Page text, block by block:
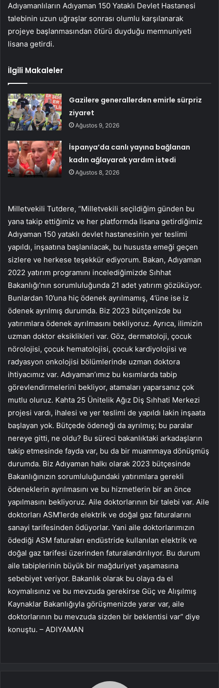
Adıyamanlıların Adıyaman 150 Yataklı Devlet Hastanesi
talebinin uzun uğraşlar sonrası olumlu karşılanarak
projeye başlanmasından ötürü duyduğu memnuniyeti
lisana getirdi.
İlgili Makaleler
Gazilere generallerden emirle sürpriz
ziyaret
Ağustos 9, 2026
İspanya’da canlı yayına bağlanan
kadın ağlayarak yardım istedi
Ağustos 8, 2026
Milletvekili Tutdere, “Milletvekili seçildiğim günden bu
yana takip ettiğimiz ve her platformda lisana getirdiğimiz
Adıyaman 150 yataklı devlet hastanesinin yer teslimi
yapıldı, inşaatına başlanılacak, bu hususta emeği geçen
sizlere ve herkese teşekkür ediyorum. Bakan, Adıyaman
2022 yatırım programını incelediğimizde Sıhhat
Bakanlığı’nın sorumluluğunda 21 adet yatırım gözüküyor.
Bunlardan 10’una hiç ödenek ayrılmamış, 4’üne ise iz
ödenek ayrılmış durumda. Biz 2023 bütçenizde bu
yatırımlara ödenek ayrılmasını bekliyoruz. Ayrıca, ilimizin
uzman doktor eksiklikleri var. Göz, dermatoloji, çocuk
nörolojisi, çocuk hematolojisi, çocuk kardiyolojisi ve
radyasyon onkolojisi bölümlerinde uzman doktora
ihtiyacımız var. Adıyaman’ımız bu kısımlarda tabip
görevlendirmelerini bekliyor, atamaları yaparsanız çok
mutlu oluruz. Kahta 25 Ünitelik Ağız Diş Sıhhati Merkezi
projesi vardı, ihalesi ve yer teslimi de yapıldı lakin inşaata
başlayan yok. Bütçede ödeneği da ayrılmış; bu paralar
nereye gitti, ne oldu? Bu süreci bakanlıktaki arkadaşların
takip etmesinde fayda var, bu da bir muammaya dönüşmüş
durumda. Biz Adıyaman halkı olarak 2023 bütçesinde
Bakanlığınızın sorumluluğundaki yatırımlara gerekli
ödeneklerin ayrılmasını ve bu hizmetlerin bir an önce
yapılmasını bekliyoruz. Aile doktorlarının bir talebi var. Aile
doktorları ASM’lerde elektrik ve doğal gaz faturalarını
sanayi tarifesinden ödüyorlar. Yani aile doktorlarımızın
ödediği ASM faturaları endüstride kullanılan elektrik ve
doğal gaz tarifesi üzerinden faturalandırılıyor. Bu durum
aile tabiplerinin büyük bir mağduriyet yaşamasına
sebebiyet veriyor. Bakanlık olarak bu olaya da el
koymalısınız ve bu mevzuda gerekirse Güç ve Alışılmış
Kaynaklar Bakanlığıyla görüşmenizde yarar var, aile
doktorlarının bu mevzuda sizden bir beklentisi var” diye
konuştu. – ADIYAMAN